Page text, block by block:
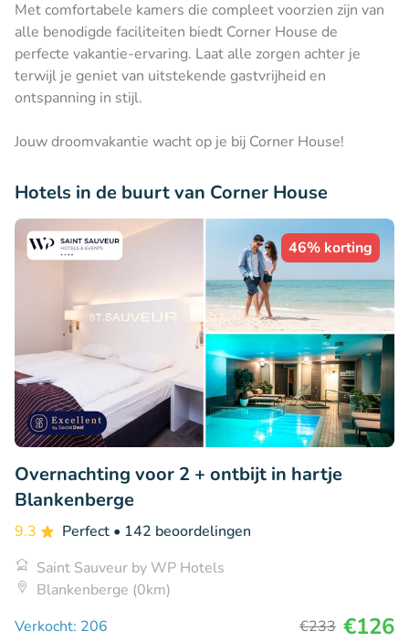
Met comfortabele kamers die compleet voorzien zijn van
alle benodigde faciliteiten biedt Corner House de
perfecte vakantie-ervaring. Laat alle zorgen achter je
terwijl je geniet van uitstekende gastvrijheid en
ontspanning in stijl.
Jouw droomvakantie wacht op je bij Corner House!
Hotels in de buurt van Corner House
46% korting
Overnachting voor 2 + ontbijt in hartje
Blankenberge
9.3 Perfect • 142 beoordelingen
Saint Sauveur by WP Hotels
Blankenberge (0km)
Verkocht: 206
€233 €126